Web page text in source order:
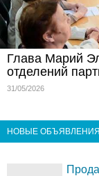
Глава Марий
отделений
31/05/2026
НОВЫЕ ОБЪЯВЛЕНИЯ